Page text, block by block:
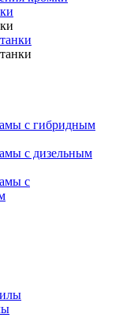
с гибридным
с дизельным
с